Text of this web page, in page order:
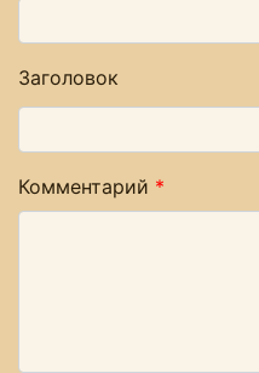
Заголовок
Комментарий *